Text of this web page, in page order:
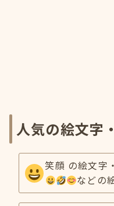
人気の絵文字
笑顔 の絵文字
などの